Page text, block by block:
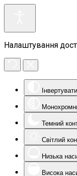
Налаштування
Темний
Світлий
Низька
Висока